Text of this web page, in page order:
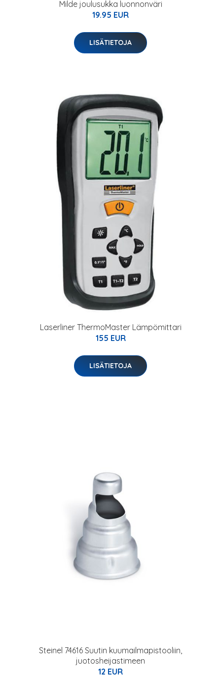
Milde joulusukka luonnonväri
19.95 EUR
LISÄTIETOJA
Laserliner ThermoMaster Lämpömittari
155 EUR
LISÄTIETOJA
Steinel 74616 Suutin kuumailmapistooliin,
juotosheijastimeen
12 EUR